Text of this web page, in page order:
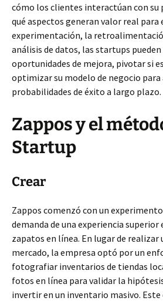
cómo los clientes interactúan con su
qué aspectos generan valor real para
experimentación, la
análisis de datos, las startups
oportunidades de mejora, pivotar si
optimizar su modelo de negocio
probabilidades de éxito a largo plazo.
Zappos y el
Startup
Crear
Zappos comenzó con un
demanda de una experiencia superior
zapatos en línea. En lugar de realizar
mercado, la empresa optó por un
fotografiar inventarios de tiendas
fotos en línea para validar la
invertir en un inventario masivo.